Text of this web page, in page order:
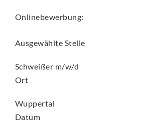
NEWS
STANDORTE
Onlinebewerbung:
Ausgewählte Stelle
Schweißer m/w/d
Ort
Wuppertal
Datum